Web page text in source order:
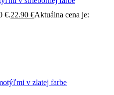
€.22.90 €Aktuálna cena je: